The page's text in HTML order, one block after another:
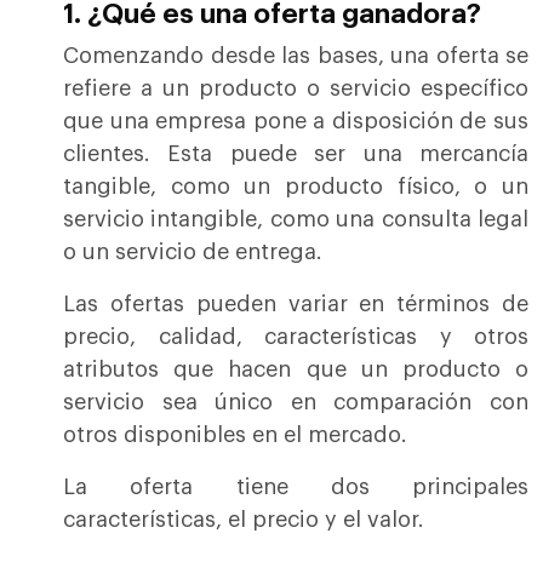
1. ¿Qué es una oferta ganadora?
Comenzando desde las bases, una oferta se
refiere a un producto o servicio específico
que una empresa pone a disposición de sus
clientes. Esta puede ser una mercancía
tangible, como un producto físico, o un
servicio intangible, como una consulta legal
o un servicio de entrega.
Las ofertas pueden variar en términos de
precio, calidad, características y otros
atributos que hacen que un producto o
servicio sea único en comparación con
otros disponibles en el mercado.
La oferta tiene dos principales
características, el precio y el valor.